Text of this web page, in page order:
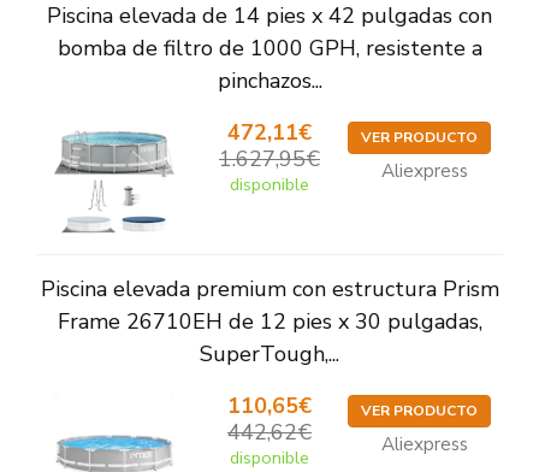
Piscina elevada de 14 pies x 42 pulgadas con
bomba de filtro de 1000 GPH, resistente a
pinchazos...
472,11€
1.627,95€
disponible
VER PRODUCTO
Aliexpress
Piscina elevada premium con estructura Prism
Frame 26710EH de 12 pies x 30 pulgadas,
SuperTough,...
110,65€
442,62€
disponible
VER PRODUCTO
Aliexpress